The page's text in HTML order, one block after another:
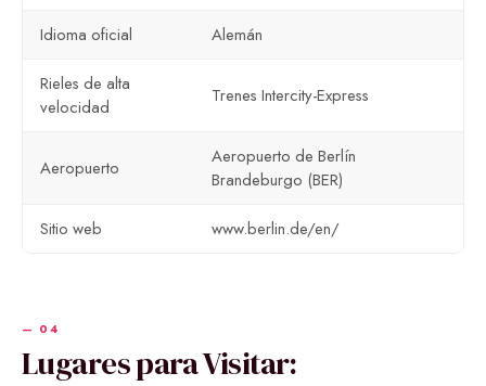
Idioma oficial Alemán
Rieles de alta
velocidad
Trenes Intercity-Express
Aeropuerto
Aeropuerto de Berlín
Brandeburgo (BER)
Sitio web www.berlin.de/en/
Lugares para Visitar: